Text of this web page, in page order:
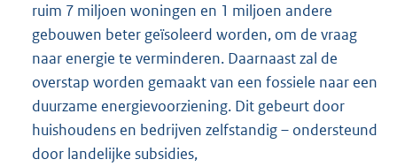
ruim 7 miljoen woningen en 1 miljoen andere
gebouwen beter geïsoleerd worden, om de vraag
naar energie te verminderen. Daarnaast zal de
overstap worden gemaakt van een fossiele naar een
duurzame energievoorziening. Dit gebeurt door
huishoudens en bedrijven zelfstandig – ondersteund
door landelijke subsidies,